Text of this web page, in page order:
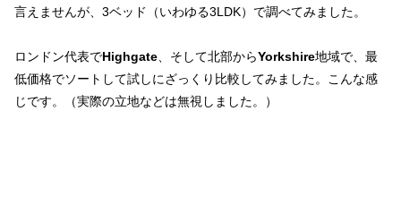
言えませんが、3ベッド（いわゆる3LDK）で調べてみました。
ロンドン代表でHighgate 、そして北部からYorkshire地域で、最
低価格でソートして試しにざっくり比較してみました。こんな感
じです。（実際の立地などは無視しました。）